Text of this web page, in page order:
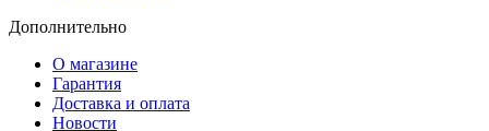
Дополнительно
О магазине
Гарантия
Доставка и оплата
Новости